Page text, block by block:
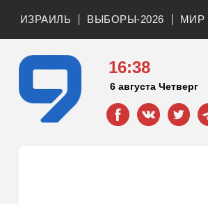
ИЗРАИЛЬ ВЫБОРЫ-2026 МИР
16:38
6 августа Четверг